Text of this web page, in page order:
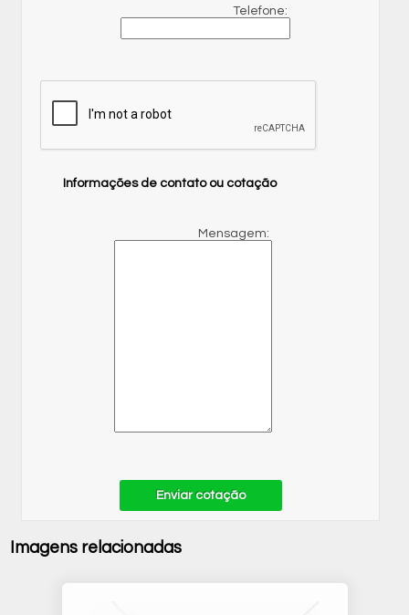
Telefone:
Informações de contato ou cotação
Mensagem:
Enviar cotação
Imagens relacionadas